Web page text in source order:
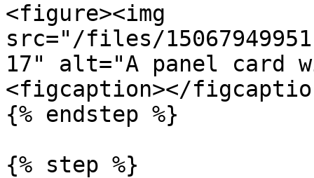
<figure><img
src="/files/
17" alt="A panel card
<figcaption></
{% endstep %}
{% step %}